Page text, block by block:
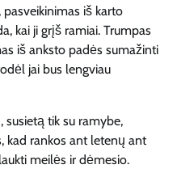
pasveikinimas iš karto
kai ji grįš ramiai. Trumpas
iš anksto padės sumažinti
jai bus lengviau
susietą tik su ramybe,
kad rankos ant letenų ant
meilės ir dėmesio.